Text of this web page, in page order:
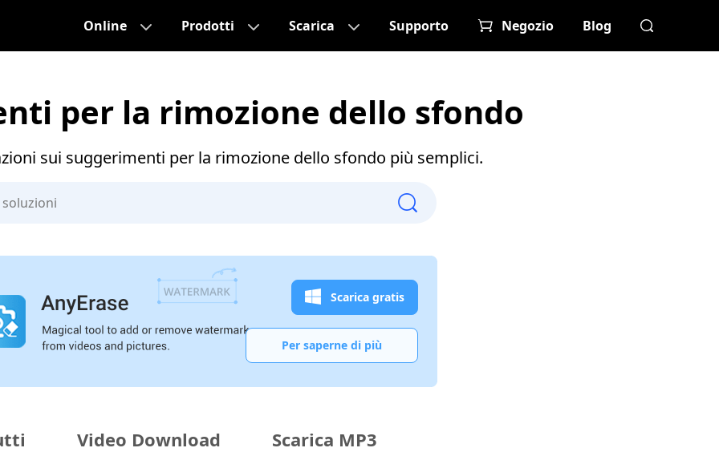
Online Prodotti Scarica Supporto Negozio Blog
per la rimozione dello sfondo
sui suggerimenti per la rimozione dello sfondo più semplici.
Scarica gratis
Per saperne di più
Video Download
Scarica MP3